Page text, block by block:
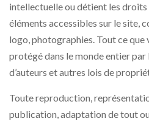
intellectuelle ou détient les droits
éléments accessibles sur le site,
logo, photographies. Tout ce que
protégé dans le monde entier
d’auteurs et autres lois de
Toute reproduction,
publication, adaptation de tout